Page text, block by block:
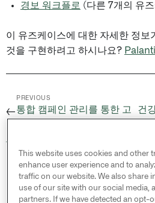
경보 워크플로 (다른 7개의 유
이 유즈케이스에 대한 자세한 정보
것을 구현하려고 하시나요?
←
PREVIOUS
통합 캠페인 관리를 통한 고
건
© 2026 Palantir Technologies
reserved.
Cookies Statement ↗
This website uses cookies and other
enhance user experience and to
traffic on our website. We also share
use of our site with our social media,
partners. If we have detected an opt-